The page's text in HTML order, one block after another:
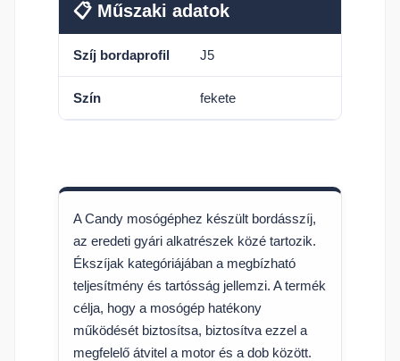
📋 Műszaki adatok
Szíj bordaprofil J5
Szín fekete
A Candy mosógéphez készült bordásszíj,
az eredeti gyári alkatrészek közé tartozik.
Ékszíjak kategóriájában a megbízható
teljesítmény és tartósság jellemzi. A termék
célja, hogy a mosógép hatékony
működését biztosítsa, biztosítva ezzel a
megfelelő átvitel a motor és a dob között.